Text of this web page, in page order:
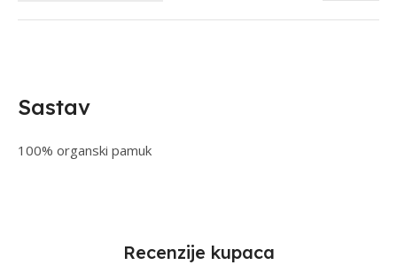
Sastav
100% organski pamuk
Recenzije kupaca